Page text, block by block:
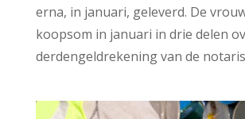
erna, in januari, geleverd. De
koopsom in januari in drie delen
derdengeldrekening van de